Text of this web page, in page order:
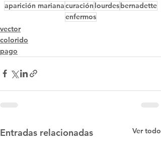
aparición marianacuración lourdesbernadette
enfermos
vector
colorido
pago
Entradas relacionadas Ver todo